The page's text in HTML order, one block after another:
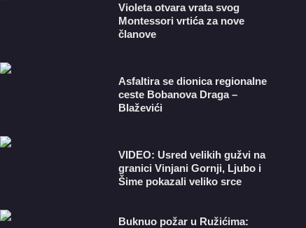
Violeta otvara vrata svog
Montessori vrtića za nove
članove
Asfaltira se dionica regionalne
ceste Bobanova Draga –
Blaževići
VIDEO: Usred velikih gužvi na
granici Vinjani Gornji, Ljubo i
Šime pokazali veliko srce
Buknuo požar u Ružićima: